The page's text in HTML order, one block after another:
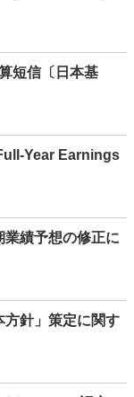
Year Earnings
績予想の修正に
方針」策定に関す